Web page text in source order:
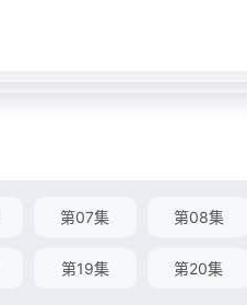
第07集 第08集
第19集 第20集